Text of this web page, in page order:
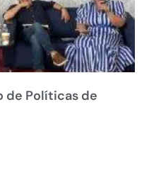
de Políticas de